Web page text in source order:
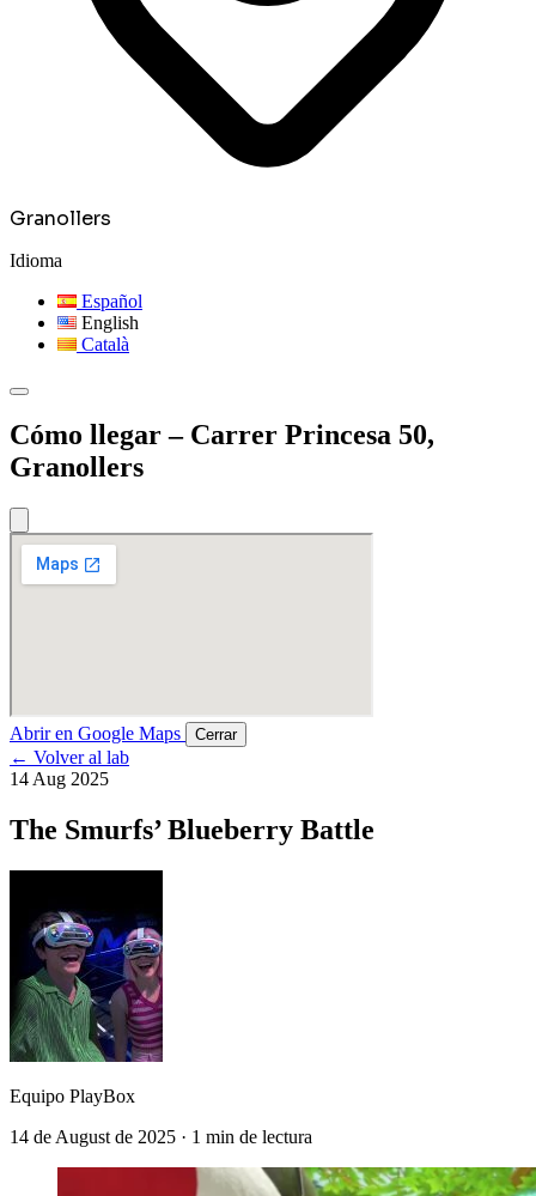
Granollers
Idioma
Español
English
Català
Cómo llegar – Carrer Princesa 50,
Granollers
Abrir en Google Maps Cerrar
← Volver al lab
14 Aug 2025
The Smurfs’ Blueberry Battle
Equipo PlayBox
14 de August de 2025 · 1 min de lectura